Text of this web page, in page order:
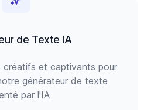
de Texte IA
et captivants pour
générateur de texte
par l'IA